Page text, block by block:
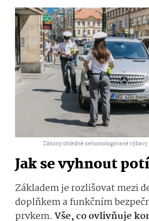
Zákony ohledně nehomologované výbavy
Jak se vyhnout
Základem je rozlišovat mezi
doplňkem a funkčním
prvkem. Vše, co ovlivňuje